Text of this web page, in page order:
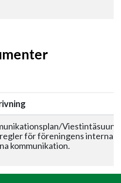
för föreningens interna
kommunikation.